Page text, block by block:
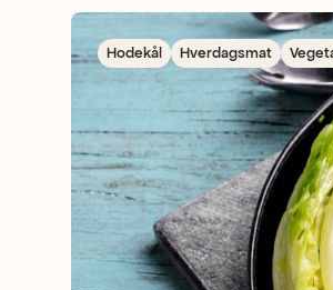
Hodekål Hverdagsmat